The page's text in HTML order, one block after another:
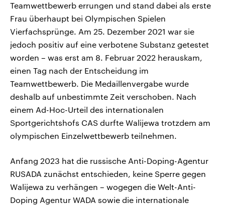
Teamwettbewerb errungen und stand dabei als erste
Frau überhaupt bei Olympischen Spielen
Vierfachsprünge. Am 25. Dezember 2021 war sie
jedoch positiv auf eine verbotene Substanz getestet
worden – was erst am 8. Februar 2022 herauskam,
einen Tag nach der Entscheidung im
Teamwettbewerb. Die Medaillenvergabe wurde
deshalb auf unbestimmte Zeit verschoben. Nach
einem Ad-Hoc-Urteil des internationalen
Sportgerichtshofs CAS durfte Walijewa trotzdem am
olympischen Einzelwettbewerb teilnehmen.
Anfang 2023 hat die russische Anti-Doping-Agentur
RUSADA zunächst entschieden, keine Sperre gegen
Walijewa zu verhängen – wogegen die Welt-Anti-
Doping Agentur WADA sowie die internationale